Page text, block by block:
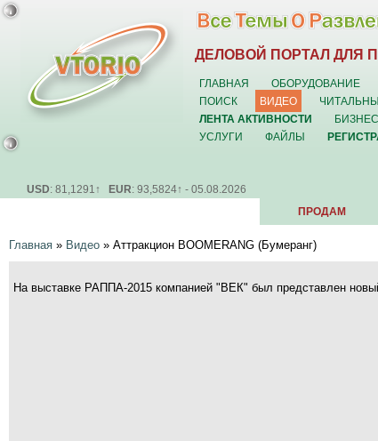
ДЕЛОВОЙ ПОРТАЛ ДЛЯ
ГЛАВНАЯ ОБОРУДОВАНИЕ
ПОИСК
ВИДЕО
ЛЕНТА АКТИВНОСТИ
УСЛУГИ
ФАЙЛЫ
USD: 81,1291↑ EUR: 93,5824↑ - 05.08.2026
ПРОДАМ
Главная » Видео » Аттракцион BOOMERANG (Бумеранг)
На выставке РАППА-2015 компанией "ВЕК" был представлен